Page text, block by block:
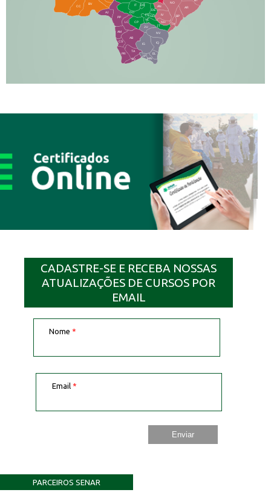
AR
TA
NH
JT
IT
DR
DO
CP
JU
NV
IQ
EL
BV
CC
PP
AJ
LC
AM
AB
JP
CS
PR
TA
SQ
IG
MN
NO
BP
AN
IV
FS
VC
GD
DE
CADASTRE-SE E RECEBA NOSSAS
ATUALIZAÇÕES DE CURSOS POR
EMAIL
Nome *
Email *
PARCEIROS SENAR